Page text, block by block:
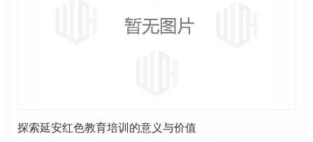
探索延安红色教育培训的意义与价值